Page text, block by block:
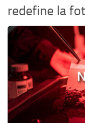
redefine la